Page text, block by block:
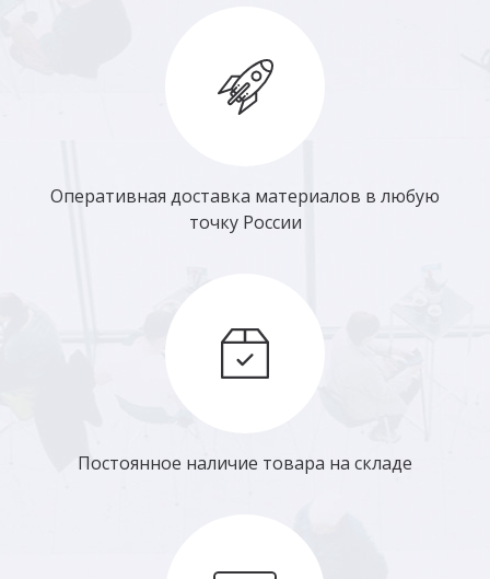
Оперативная доставка материалов в любую
точку России
Постоянное наличие товара на складе